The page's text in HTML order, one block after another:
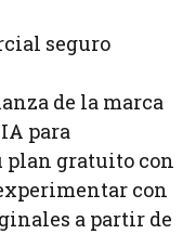
seguro
de la marca
para
plan gratuito con
con
a partir de